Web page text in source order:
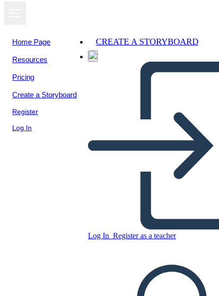
Home Page
Resources
Pricing
Create a Storyboard
Register
Log In
CREATE A STORYBOARD
Log In Register as a teacher
PLAY SLIDESHOW